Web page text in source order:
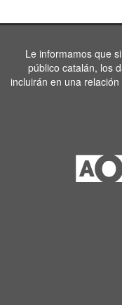
Le informamos que
público catalán, los
incluirán en una